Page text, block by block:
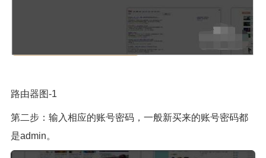
路由器图-1
第二步：输入相应的账号密码，一般新买来的账号密码都
是admin。